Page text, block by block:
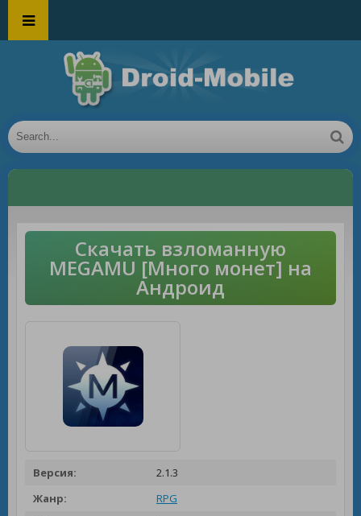
Скачать взломанную
MEGAMU [Много монет] на
Андроид
Версия:
2.1.3
Жанр:
RPG